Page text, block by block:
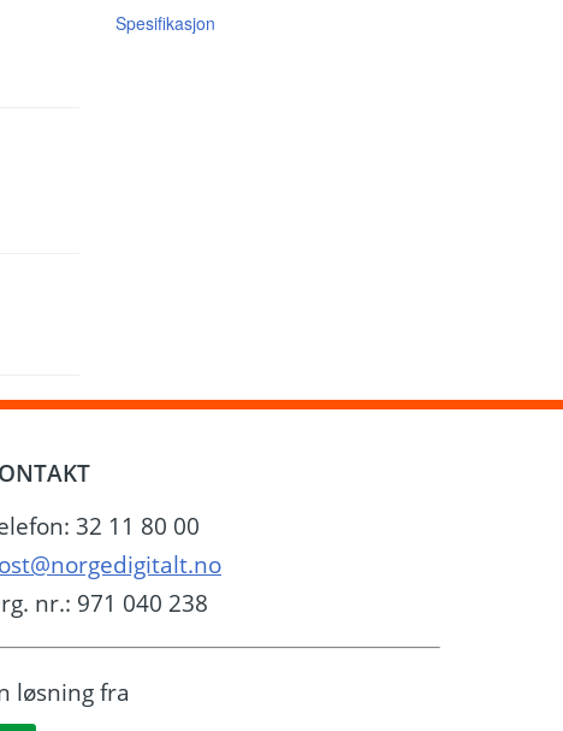
Spesifikasjon